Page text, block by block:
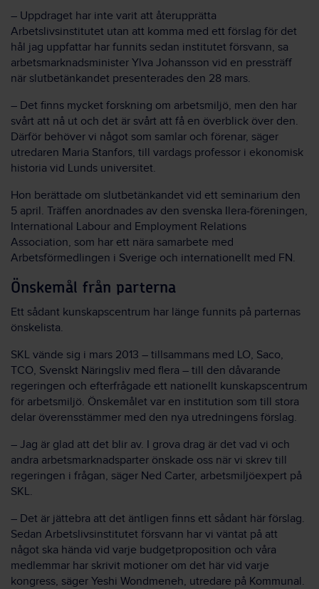
– Uppdraget har inte varit att återupprätta
Arbetslivsinstitutet utan att komma med ett förslag för det
hål jag uppfattar har funnits sedan institutet försvann, sa
arbetsmarknadsminister Ylva Johansson vid en pressträff
när slutbetänkandet presenterades den 28 mars.
– Det finns mycket forskning om arbetsmiljö, men den har
svårt att nå ut och det är svårt att få en överblick över den.
Därför behöver vi något som samlar och förenar, säger
utredaren Maria Stanfors, till vardags professor i ekonomisk
historia vid Lunds universitet.
Hon berättade om slutbetänkandet vid ett seminarium den
5 april. Träffen anordnades av den svenska Ilera-föreningen,
International Labour and Employment Relations
Association, som har ett nära samarbete med
Arbetsförmedlingen i Sverige och internationellt med FN.
Önskemål från parterna
Ett sådant kunskapscentrum har länge funnits på parternas
önskelista.
SKL vände sig i mars 2013 – tillsammans med LO, Saco,
TCO, Svenskt Näringsliv med flera – till den dåvarande
regeringen och efterfrågade ett nationellt kunskapscentrum
för arbetsmiljö. Önskemålet var en institution som till stora
delar överensstämmer med den nya utredningens förslag.
– Jag är glad att det blir av. I grova drag är det vad vi och
andra arbetsmarknadsparter önskade oss när vi skrev till
regeringen i frågan, säger Ned Carter, arbetsmiljöexpert på
SKL.
– Det är jättebra att det äntligen finns ett sådant här förslag.
Sedan Arbetslivsinstitutet försvann har vi väntat på att
något ska hända vid varje budgetproposition och våra
medlemmar har skrivit motioner om det här vid varje
kongress, säger Yeshi Wondmeneh, utredare på Kommunal.